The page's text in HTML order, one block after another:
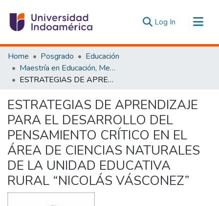
Log In (current)
Communities & Collections
All of DSpace
Statistics
Home Posgrado
Educación
Maestría en Educación, Mención Innovación y Liderazgo Educativo
ESTRATEGIAS DE APRENDIZAJE PARA EL DESARROLLO DEL PENSAMIENTO CRÍTICO EN EL ÁREA DE CIENCIAS NATURALES DE LA UNIDAD EDUCATIVA RURAL “NICOLÁS VÁSCONEZ”
ESTRATEGIAS DE APRENDIZAJE
PARA EL DESARROLLO DEL
PENSAMIENTO CRÍTICO EN EL
ÁREA DE CIENCIAS NATURALES
DE LA UNIDAD EDUCATIVA
RURAL “NICOLÁS VÁSCONEZ”